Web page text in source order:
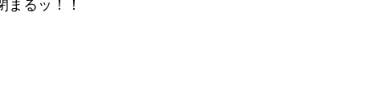
まるッ！！